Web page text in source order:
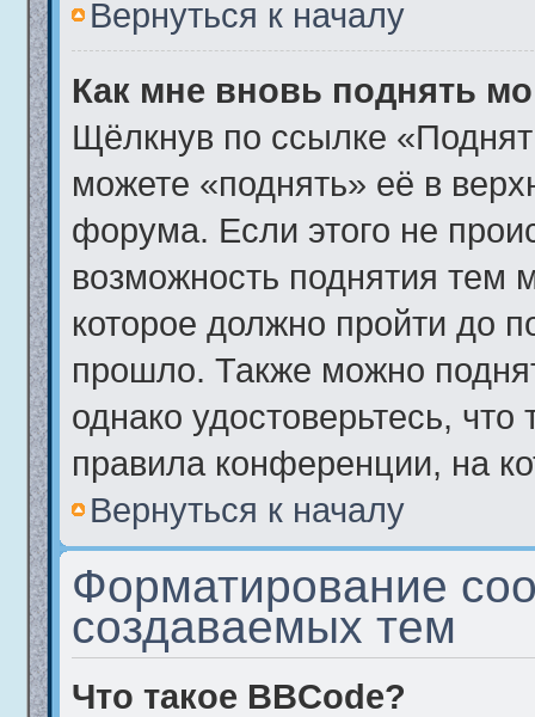
Вернуться к началу
Как мне вновь поднять
Щёлкнув по ссылке
можете «поднять» её в
форума. Если этого не
возможность поднятия тем
которое должно пройти до
прошло. Также можно
однако удостоверьтесь,
правила конференции, на
Вернуться к началу
Форматирование
создаваемых тем
Что такое BBCode?